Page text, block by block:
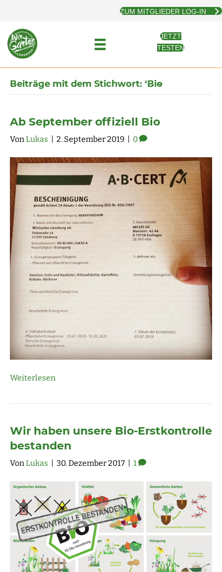
ZUM MITGLIEDER LOG-IN
JETZT
TESTEN
Beiträge mit dem Stichwort: ‘Bio̵
Ab September offiziell Bio
Von Lukas | 2. September 2019 | 0
Weiterlesen
Wir haben unsere Bio-Erstkontrolle
bestanden
Von Lukas | 30. Dezember 2017 | 1